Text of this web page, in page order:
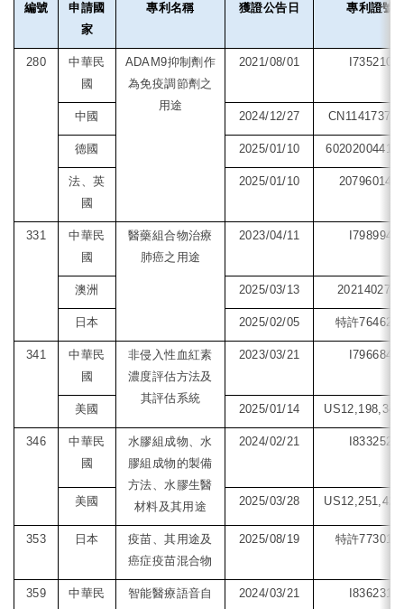
編號
申請國
家
專利名稱 獲證公告日 專利證號
280
中華民
國
ADAM9抑制劑作
為免疫調節劑之
用途
2021/08/01 I735210
中國 2024/12/27
德國 2025/01/10
法、英
國
2025/01/10 20796014.7
331
中華民
國
醫藥組合物治療
肺癌之用途
2023/04/11 I798994
澳洲 2025/03/13 2021402788
日本 2025/02/05 特許
341
中華民
國
非侵入性血紅素
濃度評估方法及
其評估系統
2023/03/21 I796684
美國 2025/01/14
346
中華民
國
水膠組成物、水
膠組成物的製備
方法、水膠生醫
材料及其用途
2024/02/21 I833252
美國 2025/03/28
353 日本
疫苗、其用途及
癌症疫苗混合物
2025/08/19 特許
359
中華民
智能醫療語音自
2024/03/21 I836231